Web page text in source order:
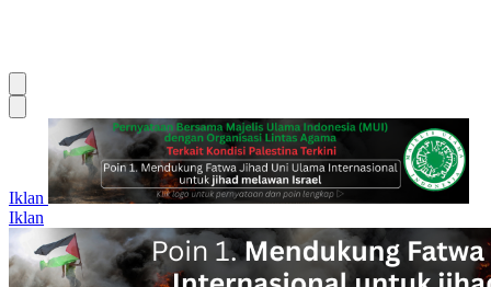
Iklan
Iklan